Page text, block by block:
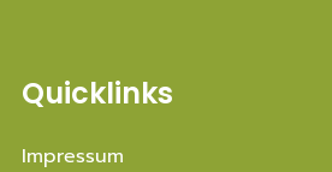
Quicklinks
Impressum